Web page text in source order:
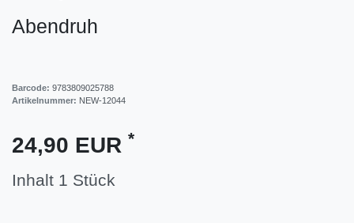
Abendruh
Barcode: 9783809025788
Artikelnummer: NEW-12044
24,90 EUR *
Inhalt 1 Stück